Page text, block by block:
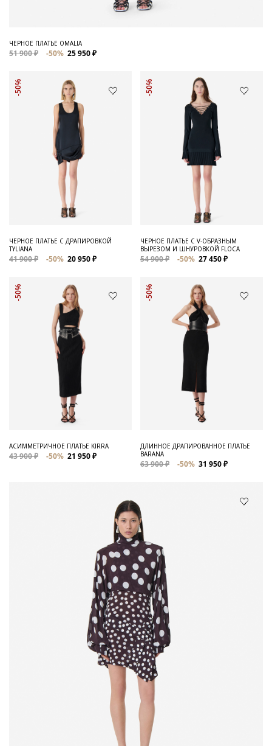
ЧЕРНОЕ ПЛАТЬЕ OMALIA
51 900 ₽ -50% 25 950 ₽
-50%
ЧЕРНОЕ ПЛАТЬЕ С ДРАПИРОВКОЙ
TYLIANA
41 900 ₽ -50% 20 950 ₽
-50%
ЧЕРНОЕ ПЛАТЬЕ С V-ОБРАЗНЫМ
ВЫРЕЗОМ И ШНУРОВКОЙ FLOCA
54 900 ₽ -50% 27 450 ₽
-50%
АСИММЕТРИЧНОЕ ПЛАТЬЕ KIRRA
43 900 ₽ -50% 21 950 ₽
-50%
ДЛИННОЕ ДРАПИРОВАННОЕ ПЛАТЬЕ
BARANA
63 900 ₽ -50% 31 950 ₽